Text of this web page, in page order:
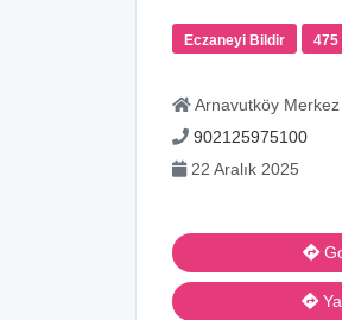
Eczaneyi Bildir 475
Arnavutköy
902125975100
22 Aralık 2025